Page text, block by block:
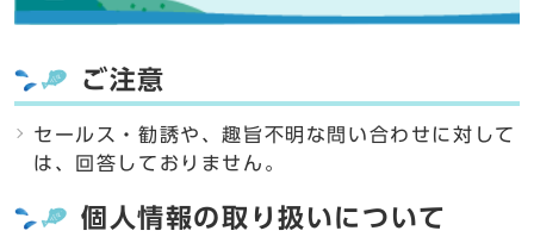
ご注意
セールス・勧誘や、趣旨不明な問い合わせに対して
は、回答しておりません。
個人情報の取り扱いについて